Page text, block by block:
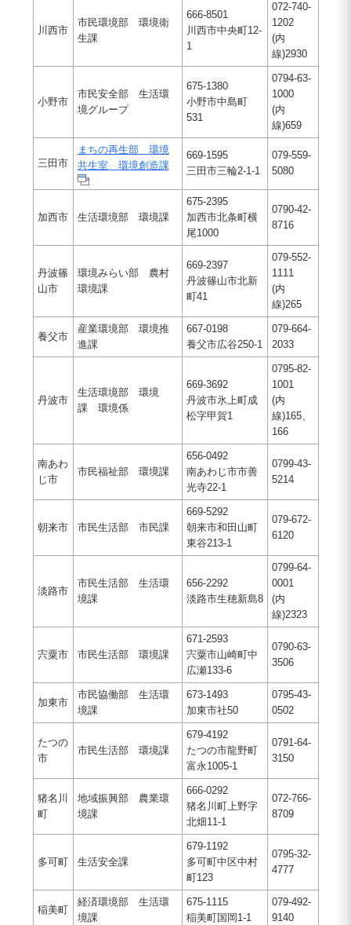
川西市
市民環境部 環境衛
生課
666-8501
川西市中央町12-
1
072-740-
1202
(内
線)2930
小野市
市民安全部 生活環
境グループ
675-1380
小野市中島町
531
0794-63-
1000
(内
線)659
三田市
まちの再生部 環境
共生室 環境創造課
669-1595
三田市三輪2-1-1
079-559-
5080
加西市 生活環境部 環境課
675-2395
加西市北条町横
尾1000
0790-42-
8716
丹波篠
山市
環境みらい部 農村
環境課
669-2397
丹波篠山市北新
町41
079-552-
1111
(内
線)265
養父市
産業環境部 環境推
進課
667-0198
養父市広谷250-1
079-664-
2033
丹波市
生活環境部 環境
課 環境係
669-3692
丹波市氷上町成
松字甲賀1
0795-82-
1001
(内
線)165、
166
南あわ
じ市
市民福祉部 環境課
656-0492
南あわじ市市善
光寺22-1
0799-43-
5214
朝来市 市民生活部 市民課
669-5292
朝来市和田山町
東谷213-1
079-672-
6120
淡路市
市民生活部 生活環
境課
656-2292
淡路市生穂新島8
0799-64-
0001
(内
線)2323
宍粟市 市民生活部 環境課
671-2593
宍粟市山崎町中
広瀬133-6
0790-63-
3506
加東市
市民協働部 生活環
境課
673-1493
加東市社50
0795-43-
0502
たつの
市
市民生活部 環境課
679-4192
たつの市龍野町
富永1005-1
0791-64-
3150
猪名川
町
地域振興部 農業環
境課
666-0292
猪名川町上野字
北畑11-1
072-766-
8709
多可町 生活安全課
679-1192
多可町中区中村
町123
0795-32-
4777
稲美町
経済環境部 生活環
境課
675-1115
稲美町国岡1-1
079-492-
9140